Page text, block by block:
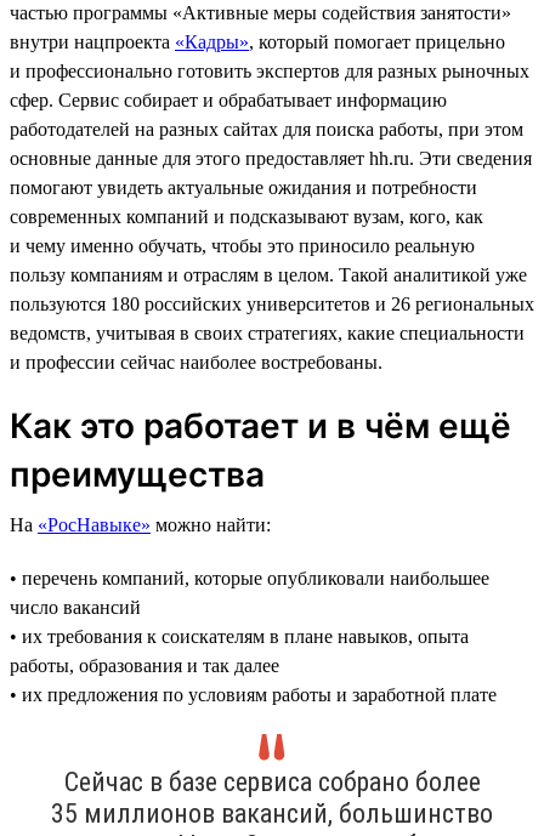
частью программы «Активные меры содействия занятости»
внутри нацпроекта «Кадры», который помогает прицельно
и профессионально готовить экспертов для разных рыночных
сфер. Сервис собирает и обрабатывает информацию
работодателей на разных сайтах для поиска работы, при этом
основные данные для этого предоставляет hh.ru. Эти сведения
помогают увидеть актуальные ожидания и потребности
современных компаний и подсказывают вузам, кого, как
и чему именно обучать, чтобы это приносило реальную
пользу компаниям и отраслям в целом. Такой аналитикой уже
пользуются 180 российских университетов и 26 региональных
ведомств, учитывая в своих стратегиях, какие специальности
и профессии сейчас наиболее востребованы.
Как это работает и в чём ещё
преимущества
На «РосНавыке» можно найти:
• перечень компаний, которые опубликовали наибольшее
число вакансий
• их требования к соискателям в плане навыков, опыта
работы, образования и так далее
• их предложения по условиям работы и заработной плате
Сейчас в базе сервиса собрано более
35 миллионов вакансий, большинство